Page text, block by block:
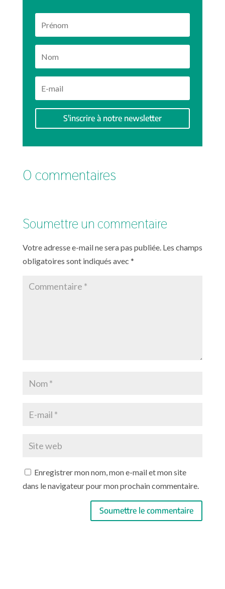
S'inscrire à notre newsletter
0 commentaires
Soumettre un commentaire
Votre adresse e-mail ne sera pas publiée. Les champs
obligatoires sont indiqués avec *
Enregistrer mon nom, mon e-mail et mon site
dans le navigateur pour mon prochain commentaire.
Soumettre le commentaire